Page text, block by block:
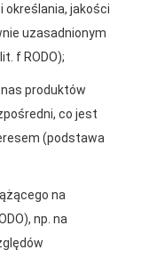
Zakupy
całej Polski
Busko-Zdrój
jakości
uzasadnionym
f RODO);
produktów
co jest
(podstawa
na
np. na
na urządzeniu
podczas
te mogą być
treści do